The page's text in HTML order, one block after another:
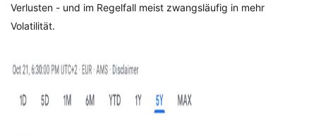
Verlusten - und im Regelfall meist zwangsläufig in mehr
Volatilität.